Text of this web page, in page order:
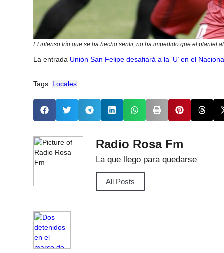
El intenso frío que se ha hecho sentir, no ha impedido que el plantel
La entrada Unión San Felipe desafiará a la ‘U’ en el
Tags: Locales
Radio Rosa Fm
La que llego para quedarse
All Posts